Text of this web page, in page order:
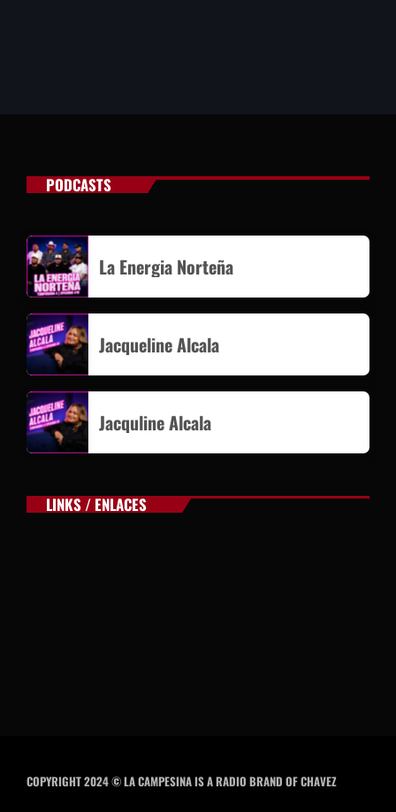
PODCASTS
La Energia Norteña
Jacqueline Alcala
Jacquline Alcala
LINKS / ENLACES
COPYRIGHT 2024 © LA CAMPESINA IS A RADIO BRAND OF CHAVEZ